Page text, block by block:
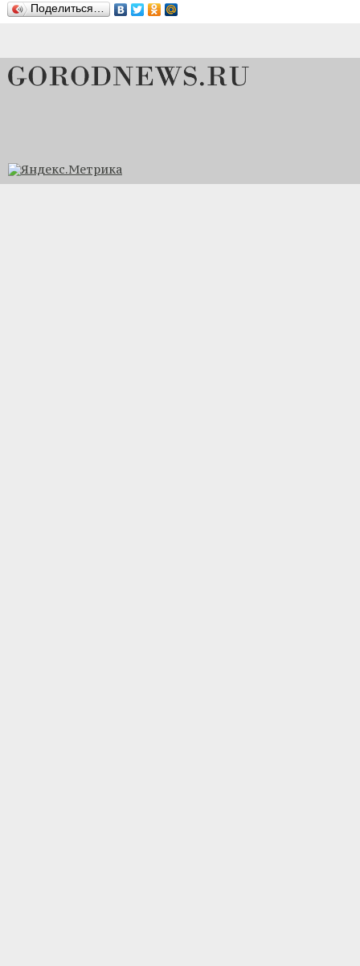
Поделиться…